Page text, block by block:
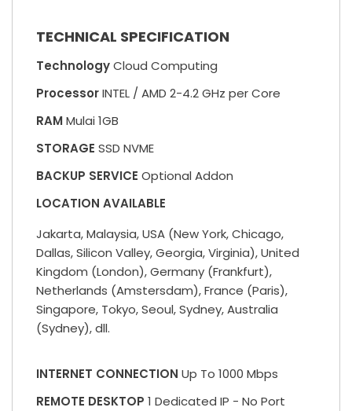
TECHNICAL SPECIFICATION
TechnologyCloud Computing
ProcessorINTEL / AMD 2-4.2 GHz per Core
RAMMulai 1GB
STORAGE SSD NVME
BACKUP SERVICE Optional Addon
LOCATION AVAILABLE
Jakarta, Malaysia, USA (New York, Chicago,
Dallas, Silicon Valley, Georgia, Virginia), United
Kingdom (London), Germany (Frankfurt),
Netherlands (Amstersdam), France (Paris),
Singapore, Tokyo, Seoul, Sydney, Australia
(Sydney), dll.
INTERNET CONNECTION Up To 1000 Mbps
REMOTE DESKTOP 1 Dedicated IP - No Port